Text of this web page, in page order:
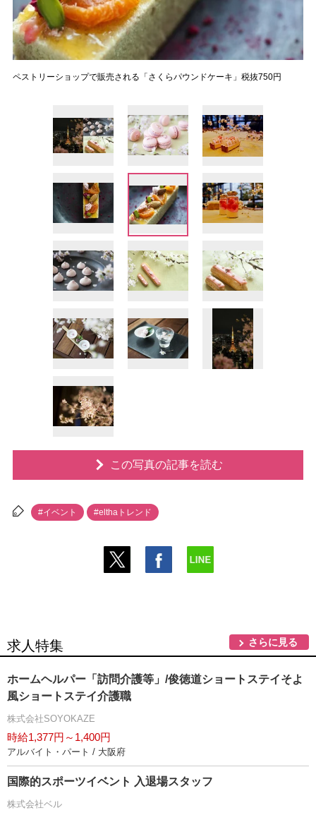
ペストリーショップで販売される「さくらパウンドケーキ」税抜750円
この写真の記事を読む
#イベント #elthaトレンド
求人特集 さらに見る
ホームヘルパー「訪問介護等」/俊徳道ショートステイそよ
風ショートステイ介護職
株式会社SOYOKAZE
時給1,377円～1,400円
アルバイト・パート / 大阪府
国際的スポーツイベント 入退場スタッフ
株式会社ベル